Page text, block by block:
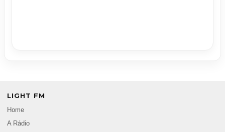
LIGHT FM
Home
A Rádio